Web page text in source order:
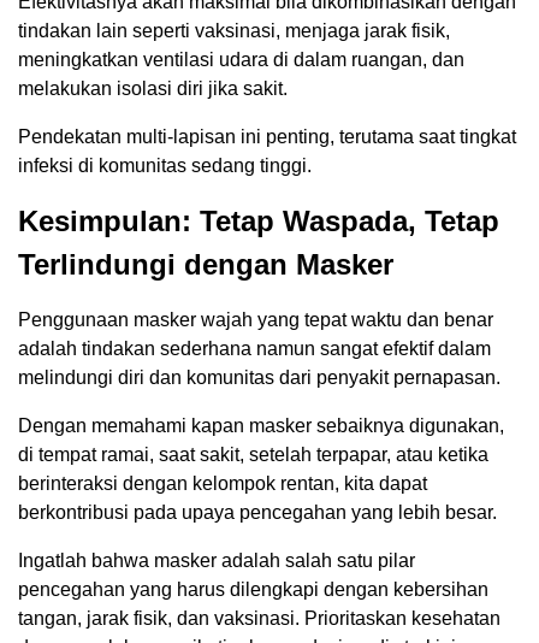
tindakan lain seperti vaksinasi, menjaga jarak fisik,
meningkatkan ventilasi udara di dalam ruangan, dan
melakukan isolasi diri jika sakit.
Pendekatan multi-lapisan ini penting, terutama saat tingkat
infeksi di komunitas sedang tinggi.
Kesimpulan: Tetap Waspada, Tetap
Terlindungi dengan Masker
Penggunaan masker wajah yang tepat waktu dan benar
adalah tindakan sederhana namun sangat efektif dalam
melindungi diri dan komunitas dari penyakit pernapasan.
Dengan memahami kapan masker sebaiknya digunakan,
di tempat ramai, saat sakit, setelah terpapar, atau ketika
berinteraksi dengan kelompok rentan, kita dapat
berkontribusi pada upaya pencegahan yang lebih besar.
Ingatlah bahwa masker adalah salah satu pilar
pencegahan yang harus dilengkapi dengan kebersihan
tangan, jarak fisik, dan vaksinasi. Prioritaskan kesehatan